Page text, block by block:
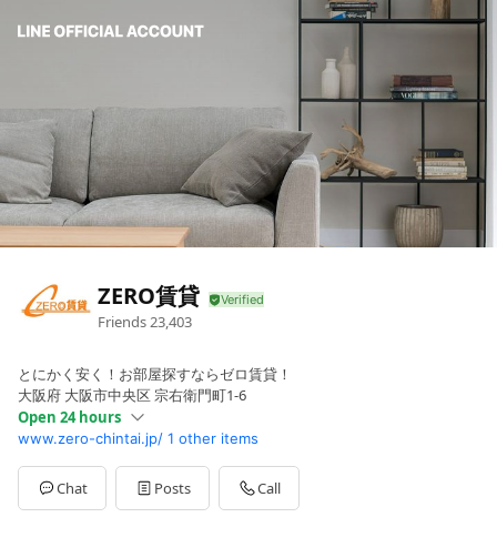
ZERO賃貸
Friends23,403
とにかく安く！お部屋探すならゼロ賃貸！
大阪府 大阪市中央区 宗右衛門町1-6
Open 24 hours
SunOpen 24 hours
MonOpen 24 hours
TueOpen 24 hours
WedOpen 24 hours
www.zero-chintai.jp/ 1 other items
Chat Posts Call